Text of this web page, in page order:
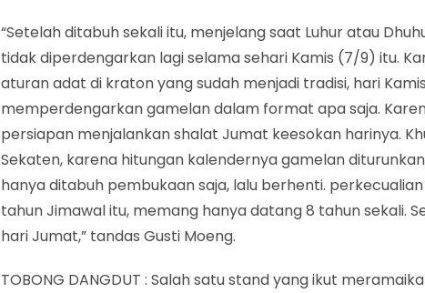
“Setelah ditabuh sekali itu, menjelang saat Luhur atau
tidak diperdengarkan lagi selama sehari Kamis (7/9) itu.
aturan adat di kraton yang sudah menjadi tradisi, hari
memperdengarkan gamelan dalam format apa saja.
persiapan menjalankan shalat Jumat keesokan harinya.
Sekaten, karena hitungan kalendernya gamelan
hanya ditabuh pembukaan saja, lalu berhenti.
tahun Jimawal itu, memang hanya datang 8 tahun sekali.
hari Jumat,” tandas Gusti Moeng.
TOBONG DANGDUT : Salah satu stand yang ikut